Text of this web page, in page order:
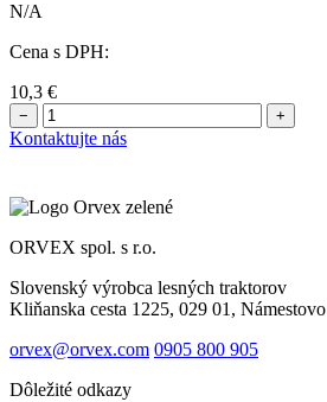
N/A
Cena s DPH:
10,3 €
− +
Kontaktujte nás
ORVEX spol. s r.o.
Slovenský výrobca lesných traktorov
Kliňanska cesta 1225, 029 01, Námestovo
orvex@orvex.com 0905 800 905
Dôležité odkazy